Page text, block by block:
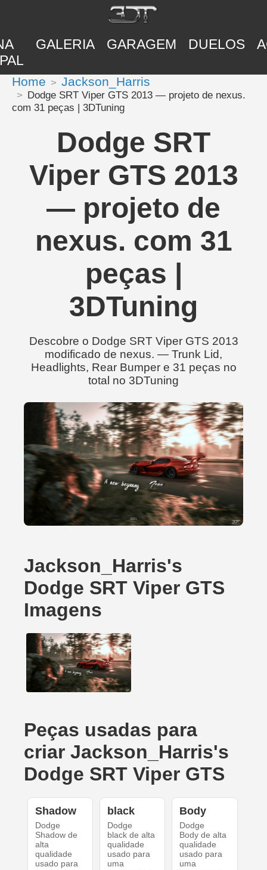
GALERIA GARAGEM DUELOS
Home Jackson_Harris
Dodge SRT Viper GTS 2013 — projeto de nexus.
com 31 peças | 3DTuning
Dodge SRT
Viper GTS 2013
— projeto de
nexus. com 31
peças |
3DTuning
Descobre o Dodge SRT Viper GTS 2013
modificado de nexus. — Trunk Lid,
Headlights, Rear Bumper e 31 peças no
total no 3DTuning
Jackson_Harris's
Dodge SRT Viper GTS
Imagens
Peças usadas para
criar Jackson_Harris's
Dodge SRT Viper GTS
Shadow
Dodge
Shadow de
alta
qualidade
usado para
black
Dodge
black de alta
qualidade
usado para
uma
Body
Dodge
Body de alta
qualidade
usado para
uma